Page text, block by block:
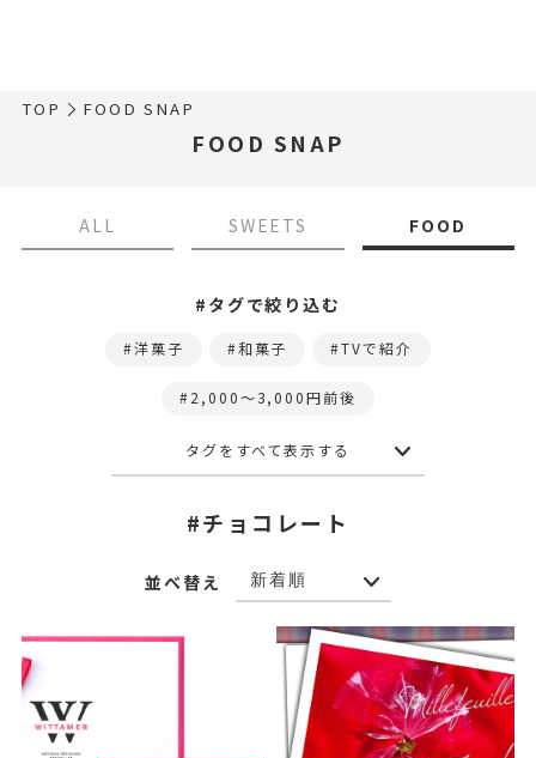
TOP FOOD SNAP
FOOD SNAP
ALL SWEETS FOOD
#タグで絞り込む
洋菓子 和菓子 TVで紹介
2,000〜3,000円前後
タグをすべて表示する
#チョコレート
並べ替え